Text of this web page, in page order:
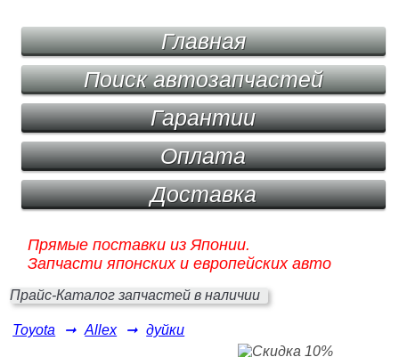
Главная
Поиск автозапчастей
Гарантии
Оплата
Доставка
Прямые поставки из Японии.
Запчасти японских и европейских авто
Прайс-Каталог запчастей в наличии
Toyota ➞ Allex ➞ дуйки